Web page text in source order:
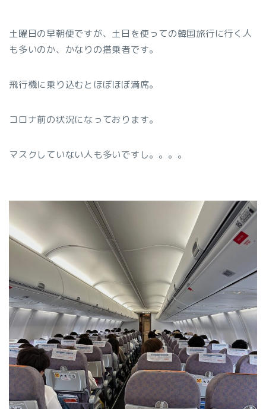
土曜日の早朝便ですが、土日を使っての韓国旅行に行く人
も多いのか、かなりの搭乗者です。
飛行機に乗り込むとほぼほぼ満席。
コロナ前の状況になっております。
マスクしていない人も多いですし。。。。